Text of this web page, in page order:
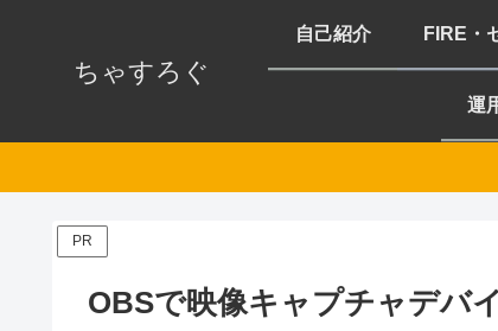
ちゃすろぐ
自己紹介 FIRE・
運
PR
OBSで映像キャプチャデバ